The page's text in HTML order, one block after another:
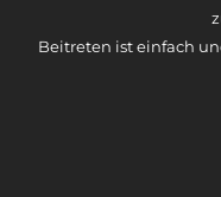
Beitreten ist einfach